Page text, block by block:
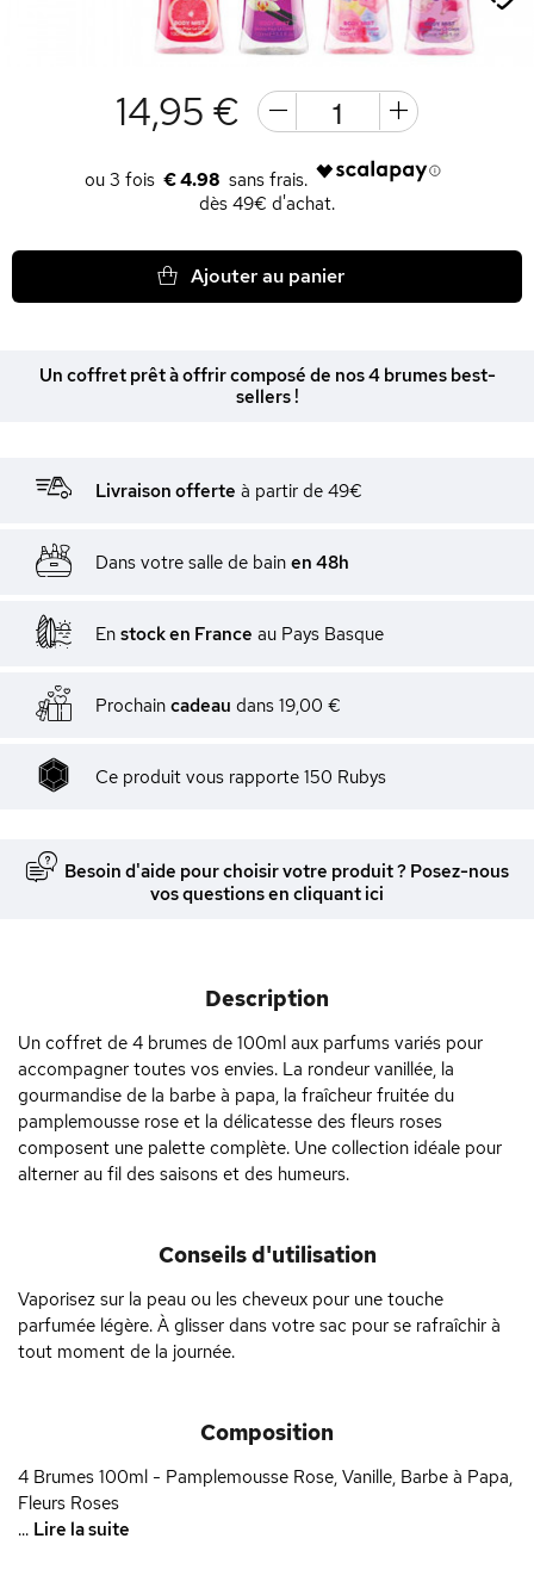
14,95 €
€ 4.98
dès 49€ d'achat.
Ajouter au panier
Un coffret prêt à offrir composé de nos 4 brumes best-
sellers !
Livraison offerte à partir de 49€
Dans votre salle de bain en 48h
En stock en France au Pays Basque
Prochain cadeau dans 19,00 €
Ce produit vous rapporte 150 Rubys
Besoin d'aide pour choisir votre produit ? Posez-nous
vos questions en cliquant ici
Description
Un coffret de 4 brumes de 100ml aux parfums variés pour
accompagner toutes vos envies. La rondeur vanillée, la
gourmandise de la barbe à papa, la fraîcheur fruitée du
pamplemousse rose et la délicatesse des fleurs roses
composent une palette complète. Une collection idéale pour
alterner au fil des saisons et des humeurs.
Conseils d'utilisation
Vaporisez sur la peau ou les cheveux pour une touche
parfumée légère. À glisser dans votre sac pour se rafraîchir à
tout moment de la journée.
Composition
4 Brumes 100ml - Pamplemousse Rose, Vanille, Barbe à Papa,
Fleurs Roses
... Lire la suite